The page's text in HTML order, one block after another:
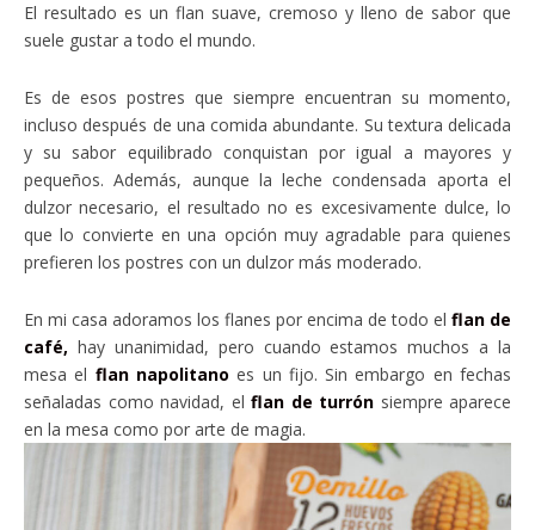
El resultado es un flan suave, cremoso y lleno de sabor que
suele gustar a todo el mundo.
Es de esos postres que siempre encuentran su momento,
incluso después de una comida abundante. Su textura delicada
y su sabor equilibrado conquistan por igual a mayores y
pequeños. Además, aunque la leche condensada aporta el
dulzor necesario, el resultado no es excesivamente dulce, lo
que lo convierte en una opción muy agradable para quienes
prefieren los postres con un dulzor más moderado.
En mi casa adoramos los flanes por encima de todo el flan de
café, hay unanimidad, pero cuando estamos muchos a la
mesa el flan napolitano es un fijo. Sin embargo en fechas
señaladas como navidad, el flan de turrón siempre aparece
en la mesa como por arte de magia.